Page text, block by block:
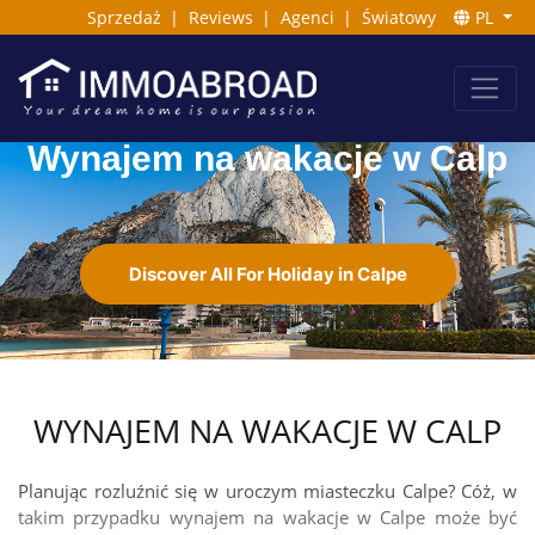
Sprzedaż | Reviews | Agenci | Światowy PL
Wynajem na wakacje w Calp
Discover All For Holiday in Calpe
WYNAJEM NA WAKACJE W CALP
Planując rozluźnić się w uroczym miasteczku Calpe? Cóż, w
takim przypadku wynajem na wakacje w Calpe może być